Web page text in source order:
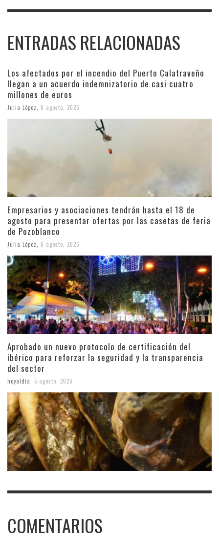
ENTRADAS RELACIONADAS
Los afectados por el incendio del Puerto Calatraveño
llegan a un acuerdo indemnizatorio de casi cuatro
millones de euros
Julia López, 6 agosto, 2026
Empresarios y asociaciones tendrán hasta el 18 de
agosto para presentar ofertas por las casetas de feria
de Pozoblanco
Julia López 6 agosto, 2026
Aprobado un nuevo protocolo de certificación del
ibérico para reforzar la seguridad y la transparencia
del sector
hoyaldia 5 agosto, 2026
COMENTARIOS